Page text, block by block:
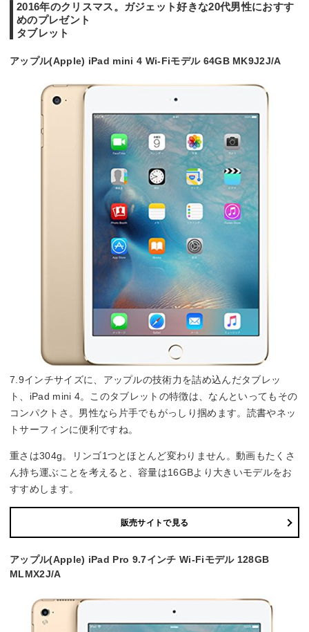
2016年のクリスマス。ガジェット好きな20代男性におすす
めのプレゼント
タブレット
アップル(Apple) iPad mini 4 Wi-Fiモデル 64GB MK9J2J/A
7.9インチサイズに、アップルの技術力を詰め込んだタブレッ
ト、iPad mini 4。このタブレットの特徴は、なんといってもその
コンパクトさ。男性なら片手でもがっしり掴めます。読書やネッ
トサーフィンに便利ですね。
重さは304g。リンゴ1つとほとんど変わりません。動画もたくさ
ん持ち運ぶことを考えると、容量は16GBより大きいモデルをお
すすめします。
販売サイトで見る
アップル(Apple) iPad Pro 9.7インチ Wi-Fiモデル 128GB
MLMX2J/A